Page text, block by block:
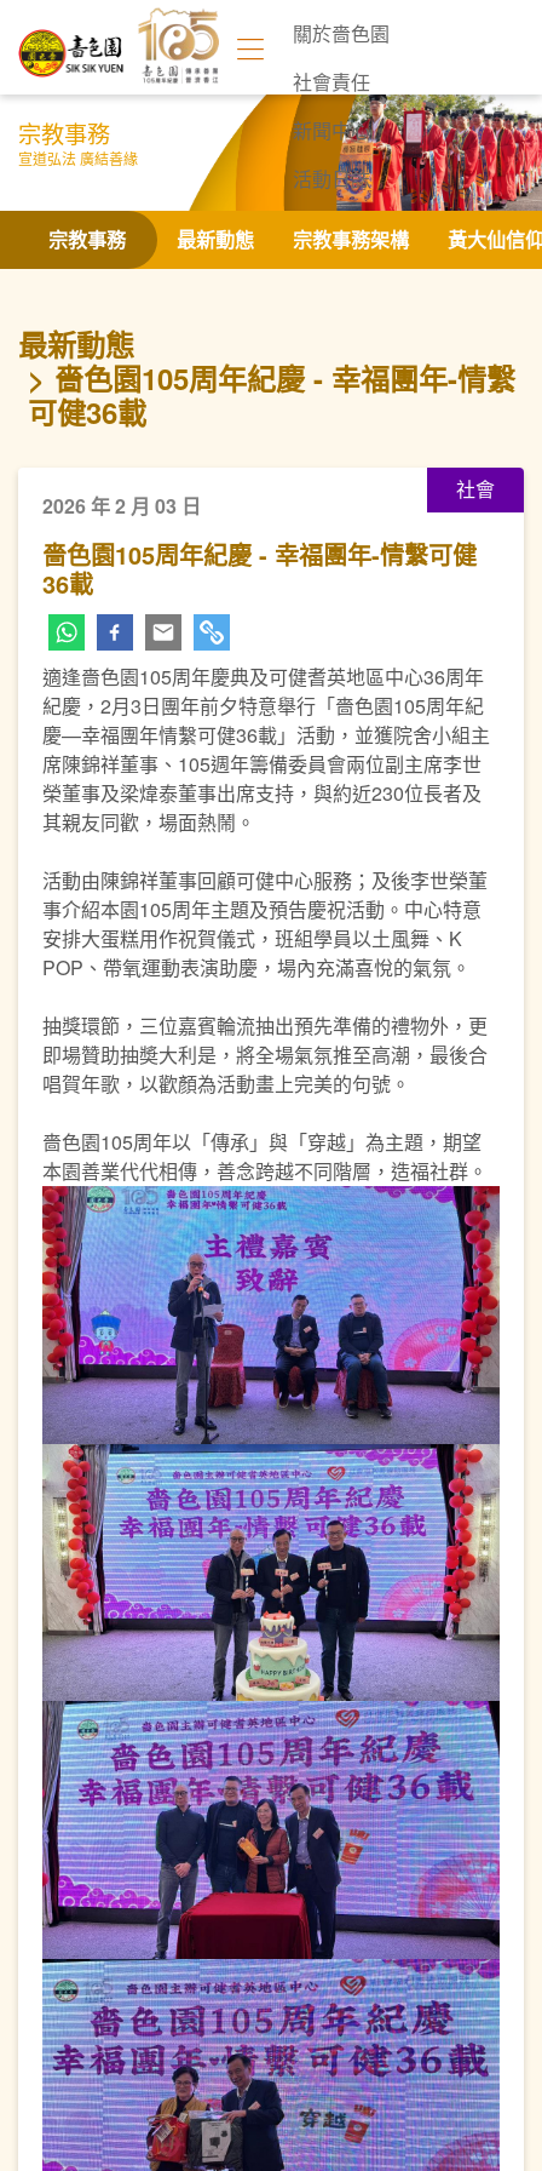
關於嗇色園
社會責任
新聞中心
活動日誌
聯絡我們
宗教事務
宣道弘法 廣結善緣
宗教事務 最新動態 宗教事務架構 黃大仙信
最新動態
嗇色園105周年紀慶 - 幸福團年-情繫
可健36載
社會
2026 年 2 月 03 日
嗇色園105周年紀慶 - 幸福團年-情繫可健
36載
適逢嗇色園105周年慶典及可健耆英地區中心36周年
紀慶，2月3日團年前夕特意舉行「嗇色園105周年紀
慶—幸福團年情繫可健36載」活動，並獲院舍小組主
席陳錦祥董事、105週年籌備委員會兩位副主席李世
榮董事及梁煒泰董事出席支持，與約近230位長者及
其親友同歡，場面熱鬧。
活動由陳錦祥董事回顧可健中心服務；及後李世榮董
事介紹本園105周年主題及預告慶祝活動。中心特意
安排大蛋糕用作祝賀儀式，班組學員以土風舞、K
POP、帶氧運動表演助慶，場內充滿喜悅的氣氛。
抽獎環節，三位嘉賓輪流抽出預先準備的禮物外，更
即場贊助抽奬大利是，將全場氣氛推至高潮，最後合
唱賀年歌，以歡顏為活動畫上完美的句號。
嗇色園105周年以「傳承」與「穿越」為主題，期望
本園善業代代相傳，善念跨越不同階層，造福社群。